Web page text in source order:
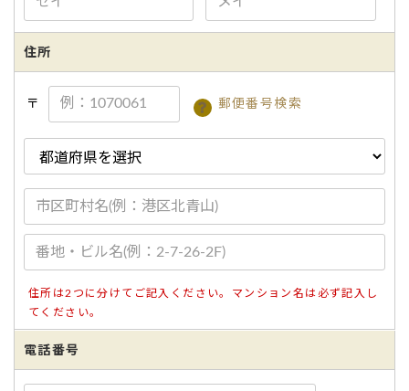
住所
〒 郵便番号検索
住所は2つに分けてご記入ください。マンション名は必ず記入し
てください。
電話番号